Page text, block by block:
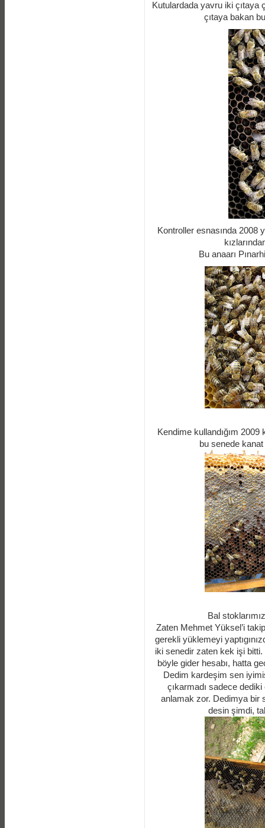
Kutulardada yavru iki çıtaya
çıtaya bakan
Kontroller esnasında 2008
Bu anaarı
Kendime kullandığım
bu senede
Bal
Zaten Mehmet Yüksel’i
gerekli yüklemeyi
iki senedir zaten kek işi
böyle gider hesabı, hatta
Dedim kardeşim sen
çıkarmadı sadece
anlamak zor. Dedimya bir
desin şimdi,